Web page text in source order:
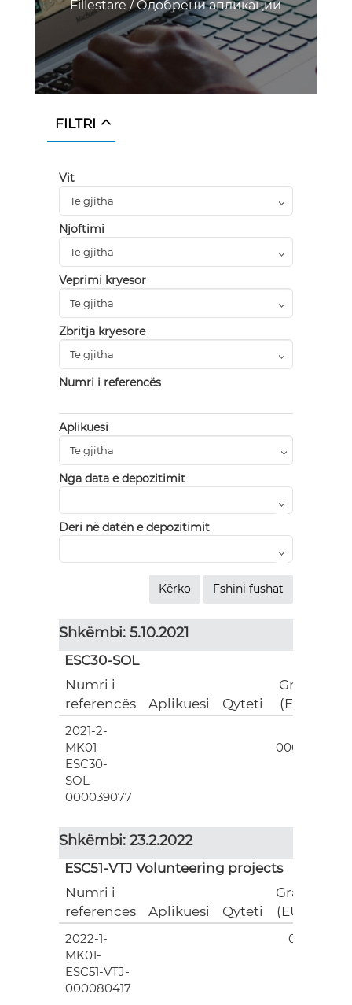
Fillestare/Одобрени апликации
FILTRI
Vit
Njoftimi
Veprimi kryesor
Zbritja kryesore
Numri i referencës
Aplikuesi
Nga data e depozitimit
Deri në datën e depozitimit
Shkëmbi: 5.10.2021
ESC30-SOL
Numri i
referencës
Aplikuesi Qyteti
Grant
(EUR)
2021-2-
MK01-
ESC30-
SOL-
000039077
000.00
Shkëmbi: 23.2.2022
ESC51-VTJ Volunteering projects
Numri i
referencës
Aplikuesi Qyteti
Grant
(EUR)
2022-1-
MK01-
ESC51-VTJ-
000080417
0.00